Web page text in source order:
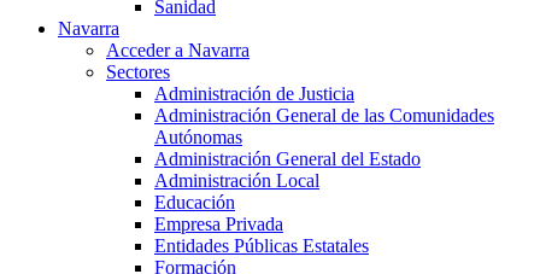
Sanidad
Navarra
Acceder a Navarra
Sectores
Administración de Justicia
Administración General de las Comunidades
Autónomas
Administración General del Estado
Administración Local
Educación
Empresa Privada
Entidades Públicas Estatales
Formación